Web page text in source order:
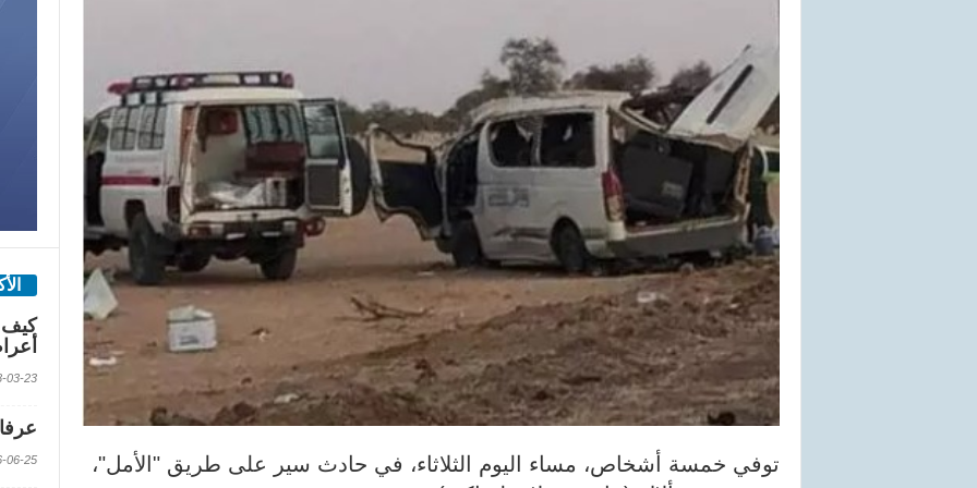
توفي خمسة أشخاص، مساء اليوم الثلاثاء، في حادث سير على طريق "الأمل"،
2018-03-23
2016-06-25